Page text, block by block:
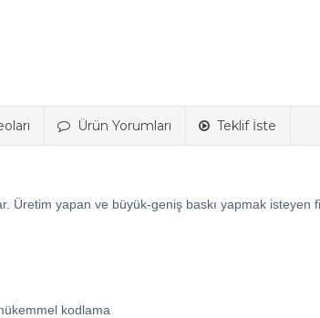
Ürün Yorumları Teklif İste
yapan ve büyük-geniş baskı yapmak isteyen
kodlama